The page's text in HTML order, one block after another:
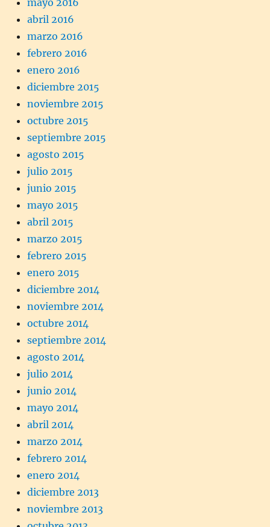
abril 2016
marzo 2016
febrero 2016
enero 2016
diciembre 2015
noviembre 2015
octubre 2015
septiembre 2015
agosto 2015
julio 2015
junio 2015
mayo 2015
abril 2015
marzo 2015
febrero 2015
enero 2015
diciembre 2014
noviembre 2014
octubre 2014
septiembre 2014
agosto 2014
julio 2014
junio 2014
mayo 2014
abril 2014
marzo 2014
febrero 2014
enero 2014
diciembre 2013
noviembre 2013